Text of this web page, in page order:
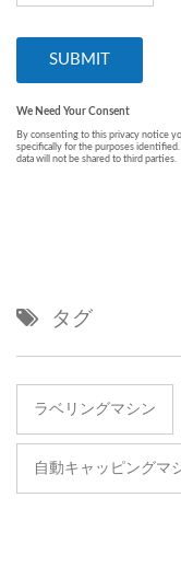
タグ
ラベリングマシン
自動キャッピングマ